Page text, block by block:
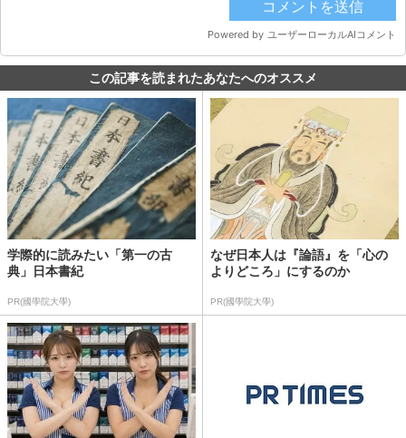
この記事を読まれたあなたへのオススメ
学際的に読みたい「第一の古
典」日本書紀
PR(國學院大學)
なぜ日本人は『論語』を「心の
よりどころ」にするのか
PR(國學院大學)